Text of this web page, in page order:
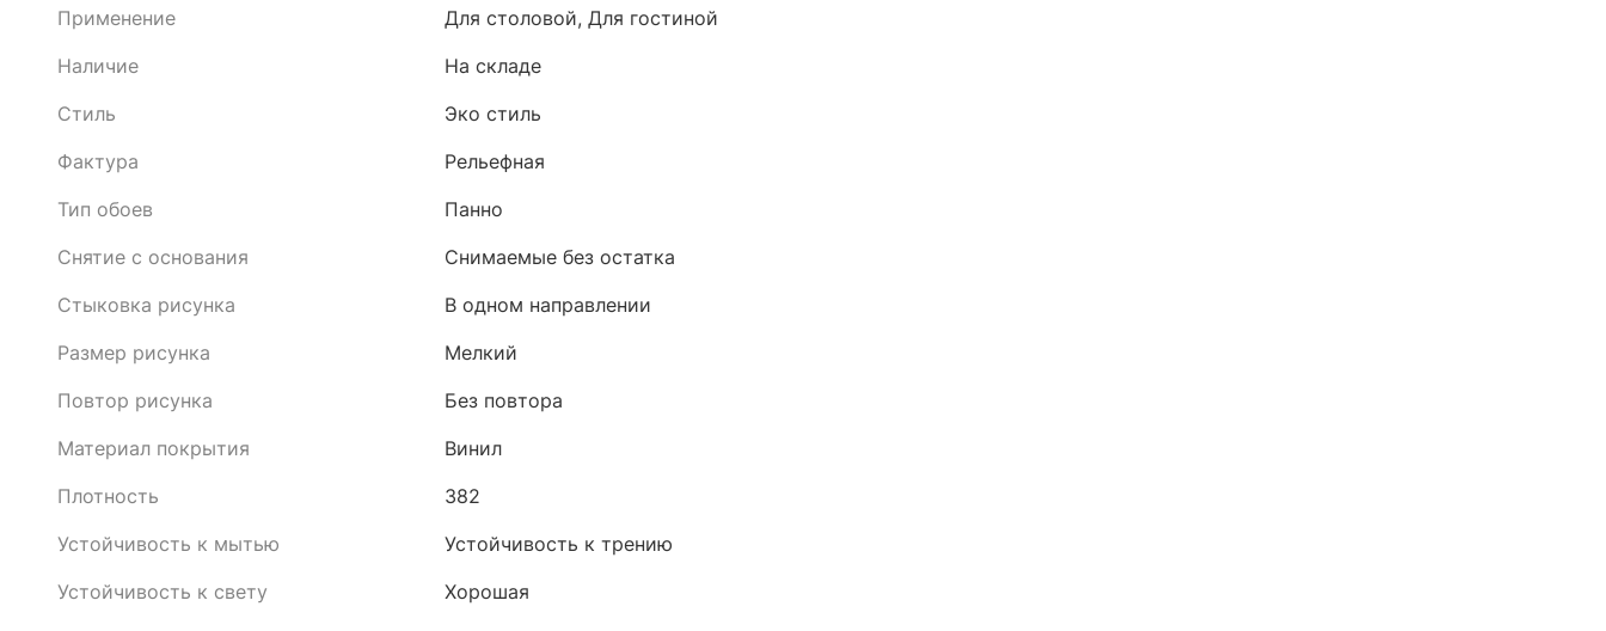
Применение
Для столовой, Для гостиной
Наличие
На складе
Стиль
Эко стиль
Фактура
Рельефная
Тип обоев
Панно
Снятие с основания
Снимаемые без остатка
Стыковка рисунка
В одном направлении
Размер рисунка
Мелкий
Повтор рисунка
Без повтора
Материал покрытия
Винил
Плотность
382
Устойчивость к мытью
Устойчивость к трению
Устойчивость к свету
Хорошая